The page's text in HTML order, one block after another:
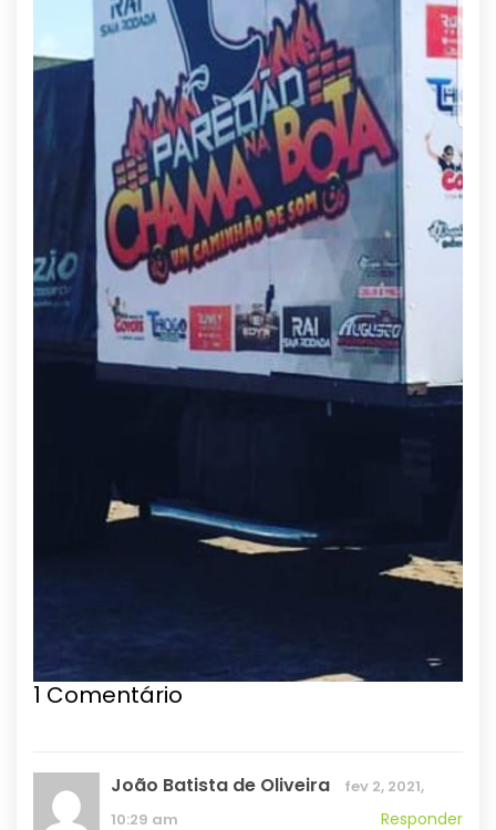
1 Comentário
João Batista de Oliveira
fev 2, 2021,
10:29 am
Responder